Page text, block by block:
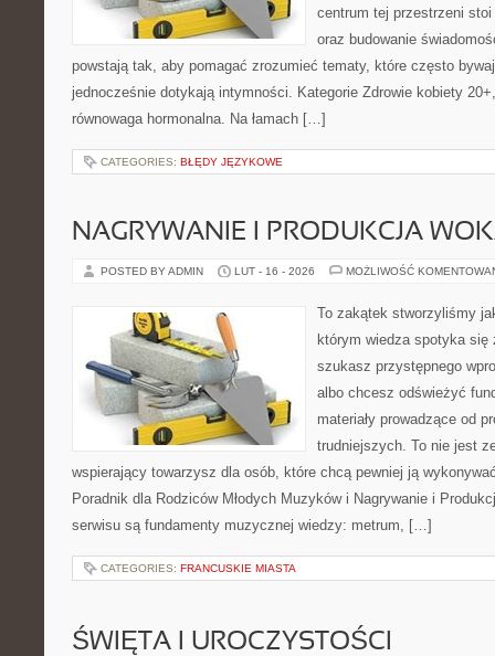
centrum tej przestrzeni
oraz budowanie
powstają tak, aby pomagać zrozumieć tematy, które często
jednocześnie dotykają intymności. Kategorie Zdrowie kobiety
równowaga hormonalna. Na łamach […]
CATEGORIES: BŁĘDY JĘZYKOWE
NAGRYWANIE I PRODUKCJA
POSTED BY ADMIN LUT - 16 - 2026 MOŻLIWOŚĆ
To zakątek stworzyliśmy
którym wiedza spotyka
szukasz przystępnego
albo chcesz odświeżyć
materiały prowadzące od
trudniejszych. To nie jest
wspierający towarzysz dla osób, które chcą pewniej ją
Poradnik dla Rodziców Młodych Muzyków i Nagrywanie i
serwisu są fundamenty muzycznej wiedzy: metrum, […]
CATEGORIES: FRANCUSKIE MIASTA
ŚWIĘTA I UROCZYSTOŚCI